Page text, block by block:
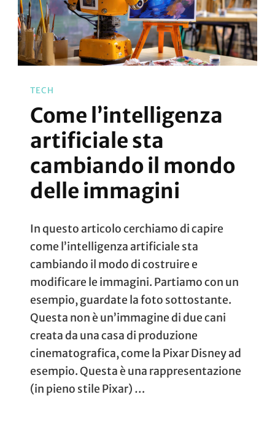
TECH
Come l’intelligenza
artificiale sta
cambiando il mondo
delle immagini
In questo articolo cerchiamo di capire
come l’intelligenza artificiale sta
cambiando il modo di costruire e
modificare le immagini. Partiamo con un
esempio, guardate la foto sottostante.
Questa non è un’immagine di due cani
creata da una casa di produzione
cinematografica, come la Pixar Disney ad
esempio. Questa è una rappresentazione
(in pieno stile Pixar) …